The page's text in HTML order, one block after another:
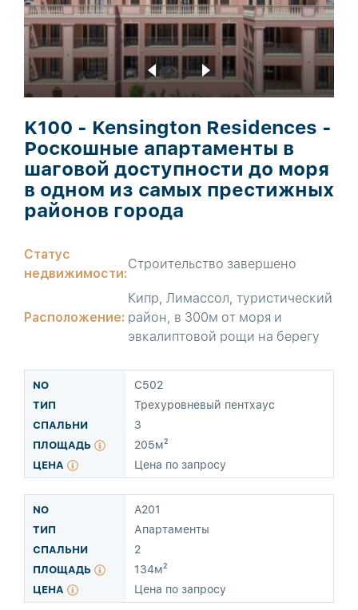
K100 - Kensington Residences -
Роскошные апартаменты в
шаговой доступности до моря
в одном из самых престижных
районов города
Статус
недвижимости:
Строительство завершено
Расположение:
Кипр, Лимассол, туристический
район, в 300м от моря и
эвкалиптовой рощи на берегу
C502
Трехуровневый пентхаус
3
205м²
Цена по запросу